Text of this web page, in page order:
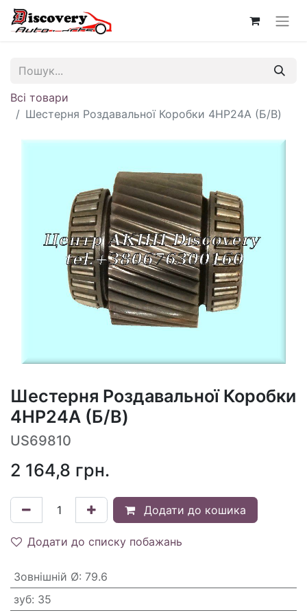
Всі товари
Шестерня Роздавальної Коробки 4HP24A (Б/В)
Шестерня Роздавальної Коробки
4HP24A (Б/В)
US69810
2 164,8 грн.
Додати до кошика
Додати до списку побажань
Зовнішній Ø: 79.6
зуб: 35